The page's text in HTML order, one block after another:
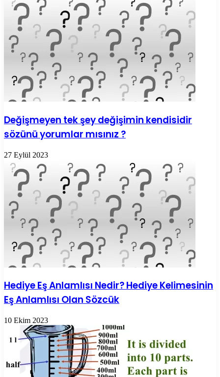
Değişmeyen tek şey değişimin kendisidir
sözünü yorumlar mısınız ?
27 Eylül 2023
Hediye Eş Anlamlısı Nedir? Hediye Kelimesinin
Eş Anlamlısı Olan Sözcük
10 Ekim 2023